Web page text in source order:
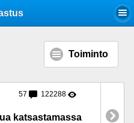
Toiminto
57 122288
katsastamassa